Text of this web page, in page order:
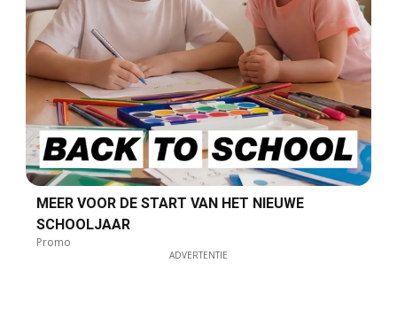
MEER VOOR DE START VAN HET NIEUWE
SCHOOLJAAR
Promo
ADVERTENTIE